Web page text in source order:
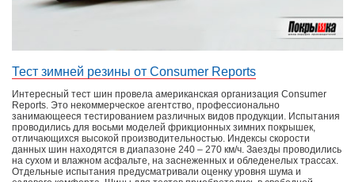
Тест зимней резины от Consumer Reports
Интересный тест шин провела американская организация Consumer
Reports. Это некоммерческое агентство, профессионально
занимающееся тестированием различных видов продукции. Испытания
проводились для восьми моделей фрикционных зимних покрышек,
отличающихся высокой производительностью. Индексы скорости
данных шин находятся в диапазоне 240 – 270 км/ч. Заезды проводились
на сухом и влажном асфальте, на заснеженных и обледенелых трассах.
Отдельные испытания предусматривали оценку уровня шума и